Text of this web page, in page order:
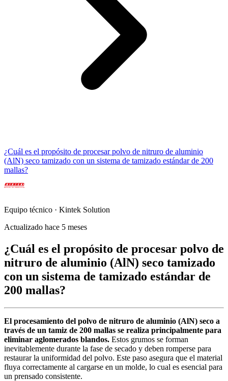
¿Cuál es el propósito de procesar polvo de nitruro de aluminio
(AlN) seco tamizado con un sistema de tamizado estándar de 200
mallas?
Equipo técnico · Kintek Solution
Actualizado hace 5 meses
¿Cuál es el propósito de procesar polvo de
nitruro de aluminio (AlN) seco tamizado
con un sistema de tamizado estándar de
200 mallas?
El procesamiento del polvo de nitruro de aluminio (AlN) seco a
través de un tamiz de 200 mallas se realiza principalmente para
eliminar aglomerados blandos. Estos grumos se forman
inevitablemente durante la fase de secado y deben romperse para
restaurar la uniformidad del polvo. Este paso asegura que el material
fluya correctamente al cargarse en un molde, lo cual es esencial para
un prensado consistente.